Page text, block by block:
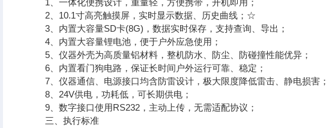
1、一体化便携设计，重量轻，方便携带，开机即用；
2、10.1寸高亮触摸屏，实时显示数据、历史曲线；☆
3、内置大容量SD卡(8G)，数据实时保存，支持查询、导出；
4、内置大容量锂电池，便于户外应急使用；
5、仪器外壳为高质量铝材料，整机防水、防尘、防碰撞性能优异；
6、内置看门狗电路，保证长时间户外运行可靠、稳定；
7、仪器通信、电源接口均含防雷设计，极大限度降低雷击、静电损害；
8、24V供电，功耗低，可长期供电；
9、数字接口使用RS232，主动上传，无需适配协议；
三、执行标准